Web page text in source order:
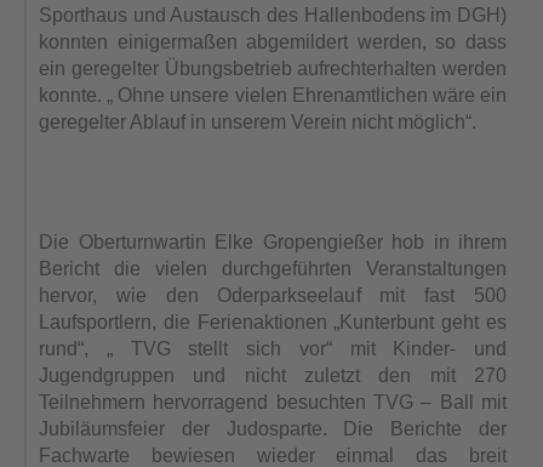
Sporthaus und Austausch des Hallenbodens im DGH)
konnten einigermaßen abgemildert werden, so dass
ein geregelter Übungsbetrieb aufrechterhalten werden
konnte. „ Ohne unsere vielen Ehrenamtlichen wäre ein
geregelter Ablauf in unserem Verein nicht möglich“.
Die Oberturnwartin Elke Gropengießer hob in ihrem
Bericht die vielen durchgeführten Veranstaltungen
hervor, wie den Oderparkseelauf mit fast 500
Laufsportlern, die Ferienaktionen „Kunterbunt geht es
rund“, „ TVG stellt sich vor“ mit Kinder- und
Jugendgruppen und nicht zuletzt den mit 270
Teilnehmern hervorragend besuchten TVG – Ball mit
Jubiläumsfeier der Judosparte. Die Berichte der
Fachwarte bewiesen wieder einmal das breit